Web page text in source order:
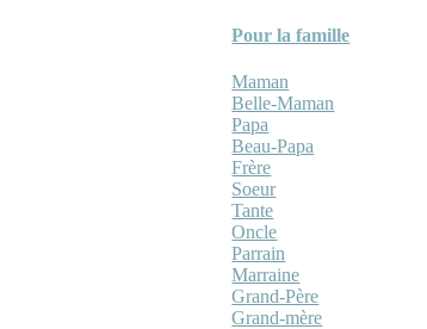
Pour la famille
Maman
Belle-Maman
Papa
Beau-Papa
Frère
Soeur
Tante
Oncle
Parrain
Marraine
Grand-Père
Grand-mère